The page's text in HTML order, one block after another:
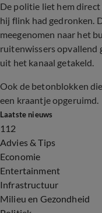
De politie liet hem
hij flink had gedronken.
meegenomen naar het
ruitenwissers opvallend
uit het kanaal getakeld.
Ook de betonblokken
een kraantje opgeruimd.
Laatste nieuws
112
Advies & Tips
Economie
Entertainment
Infrastructuur
Milieu en Gezondheid